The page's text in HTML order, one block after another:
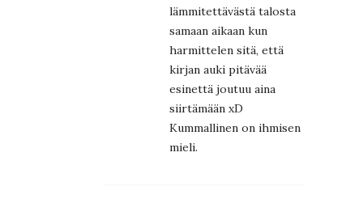
lämmitettävästä talosta
samaan aikaan kun
harmittelen sitä, että
kirjan auki pitävää
esinettä joutuu aina
siirtämään xD
Kummallinen on ihmisen
mieli.